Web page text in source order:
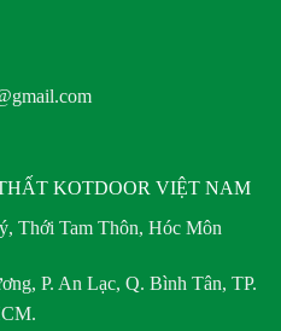
KOTDOOR VIỆT NAM
Thới Tam Thôn, Hóc Môn
P. An Lạc, Q. Bình Tân, TP.